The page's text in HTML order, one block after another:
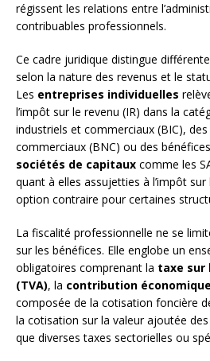
régissent les relations entre
contribuables professionnels.
Ce cadre juridique distingue
selon la nature des revenus et le
Les entreprises individuelles
l’impôt sur le revenu (IR) dans la
industriels et commerciaux (BIC),
commerciaux (BNC) ou des
sociétés de capitaux comme les
quant à elles assujetties à l’impôt
option contraire pour certaines
La fiscalité professionnelle ne se
sur les bénéfices. Elle englobe un
obligatoires comprenant la taxe sur
(TVA), la contribution
composée de la cotisation foncière
la cotisation sur la valeur ajoutée des
que diverses taxes sectorielles ou